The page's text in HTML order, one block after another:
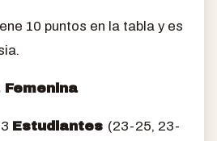
10 puntos en la tabla y es
Estudiantes (23-25, 23-